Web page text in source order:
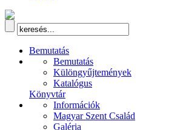
Bemutatás
Bemutatás
Különgyűjtemények
Katalógus
Könyvtár
Információk
Magyar Szent Család
Galéria